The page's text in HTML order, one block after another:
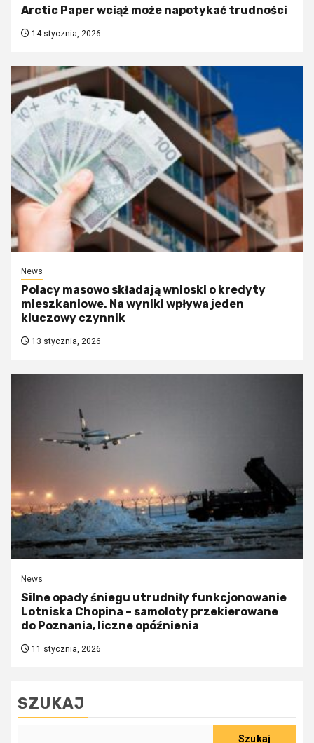
Arctic Paper wciąż może napotykać trudności
14 stycznia, 2026
News
Polacy masowo składają wnioski o kredyty
mieszkaniowe. Na wyniki wpływa jeden
kluczowy czynnik
13 stycznia, 2026
News
Silne opady śniegu utrudniły funkcjonowanie
Lotniska Chopina – samoloty przekierowane
do Poznania, liczne opóźnienia
11 stycznia, 2026
SZUKAJ
Szukaj